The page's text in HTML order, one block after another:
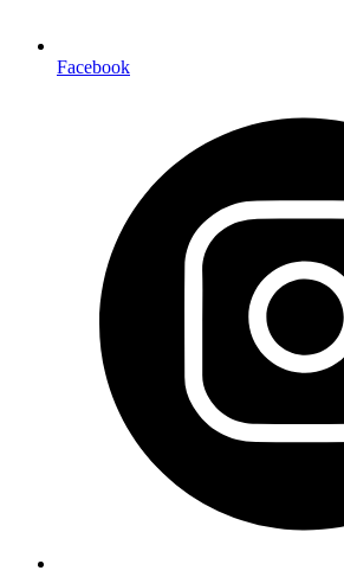
Facebook